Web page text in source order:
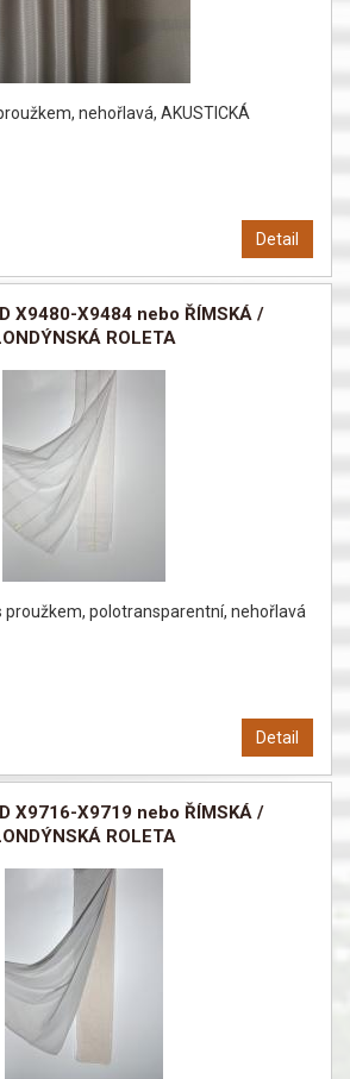
nehořlavá, AKUSTICKÁ
Detail
X9480-X9484 nebo ŘÍMSKÁ /
ROLETA
proužkem, polotransparentní, nehořlavá
Detail
X9716-X9719 nebo ŘÍMSKÁ /
ROLETA